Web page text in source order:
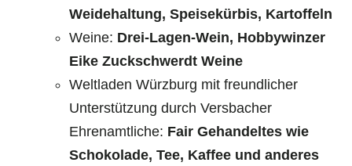
Weidehaltung, Speisekürbis, Kartoffeln
Weine: Drei-Lagen-Wein, Hobbywinzer
Eike Zuckschwerdt Weine
Weltladen Würzburg mit freundlicher
Unterstützung durch Versbacher
Ehrenamtliche: Fair Gehandeltes wie
Schokolade, Tee, Kaffee und anderes